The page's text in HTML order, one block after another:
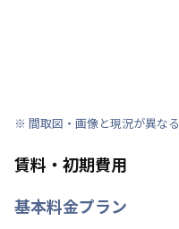
※ 間取図・画像と現況が異な
賃料・初期費用
基本料金プラン